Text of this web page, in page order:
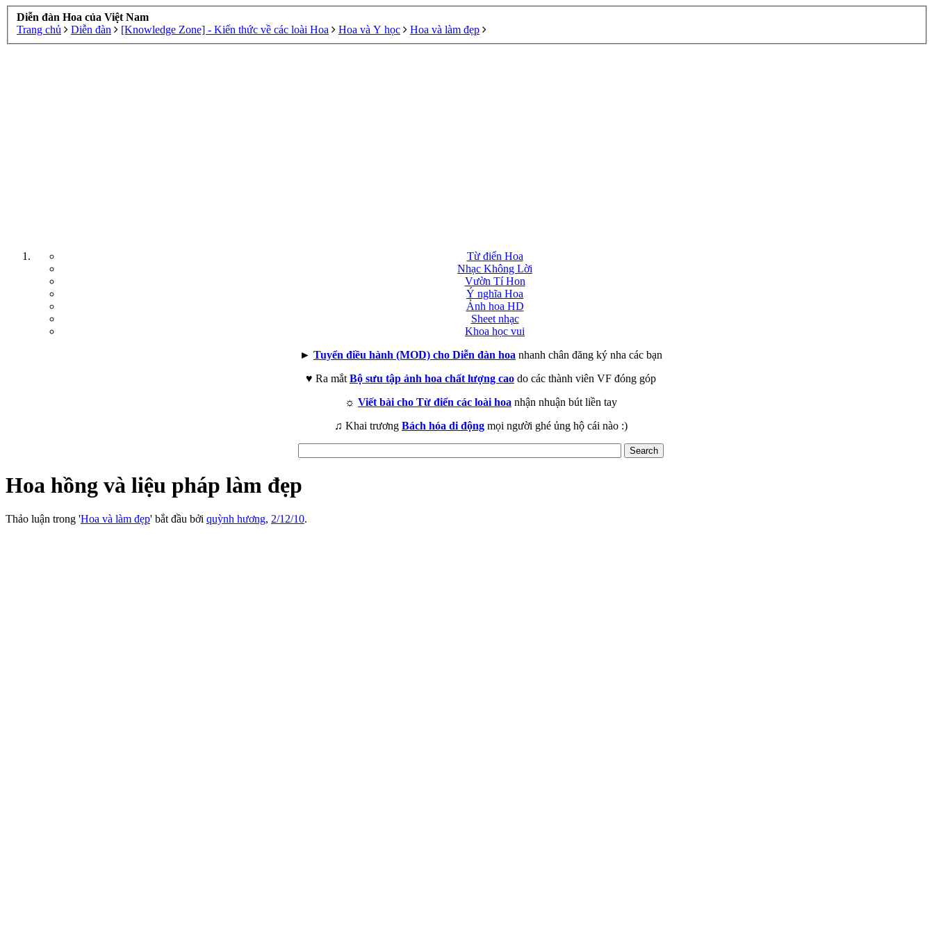
Diễn đàn Hoa của Việt Nam
Trang chủ
Diễn đàn [Knowledge Zone] - Kiến thức về các loài Hoa Hoa và Y học Hoa và làm đẹp
Từ điển Hoa
Nhạc Không Lời
Vườn Tí Hon
Ý nghĩa Hoa
Ảnh hoa HD
Sheet nhạc
Khoa học vui
► Tuyển điều hành (MOD) cho Diễn đàn hoa nhanh chân đăng ký nha các bạn
♥ Ra mắt Bộ sưu tập ảnh hoa chất lượng cao do các thành viên VF đóng góp
☼ Viết bài cho Từ điển các loài hoa nhận nhuận bút liền tay
♫ Khai trương Bách hóa di động mọi người ghé ủng hộ cái nào :)
Hoa hồng và liệu pháp làm đẹp
Thảo luận trong 'Hoa và làm đẹp' bắt đầu bởi quỳnh hương, 2/12/10.